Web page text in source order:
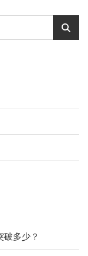
多少？